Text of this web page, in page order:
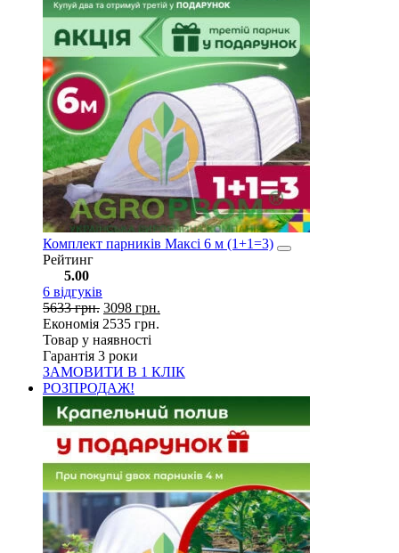
Комплект парників Максі 6 м (1+1=3)
Рейтинг
5.00
6 відгуків
5633грн. 3098 грн.
Економія 2535 грн.
Товар у наявності
Гарантія 3 роки
ЗАМОВИТИ В 1 КЛІК
РОЗПРОДАЖ!